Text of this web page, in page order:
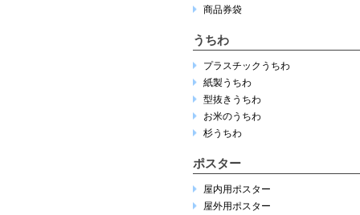
商品券袋
うちわ
プラスチックうちわ
紙製うちわ
型抜きうちわ
お米のうちわ
杉うちわ
ポスター
屋内用ポスター
屋外用ポスター